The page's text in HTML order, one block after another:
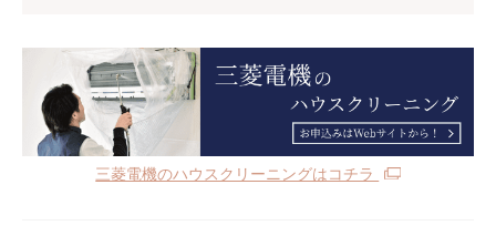
三菱電機のハウスクリーニングはコチラ